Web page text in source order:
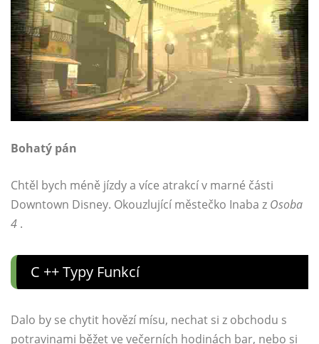
Bohatý pán
Chtěl bych méně jízdy a více atrakcí v marné části
Downtown Disney. Okouzlující městečko Inaba z Osoba
4 .
C ++ Typy Funkcí
Dalo by se chytit hovězí mísu, nechat si z obchodu s
potravinami běžet ve večerních hodinách bar, nebo si